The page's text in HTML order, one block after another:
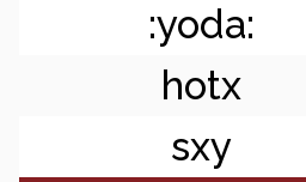
:yoda:
hotx
sxy